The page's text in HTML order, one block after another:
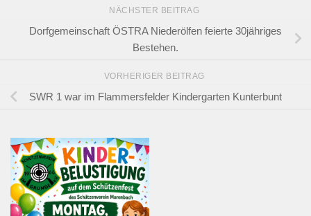
NÄCHSTER BEITRAG
Dorfgemeinschaft ÖSTRA Niederölfen feierte 30jähriges
Bestehen.
VORHERIGER BEITRAG
SWR 1 war im Flammersfelder Kindergarten Kunterbunt